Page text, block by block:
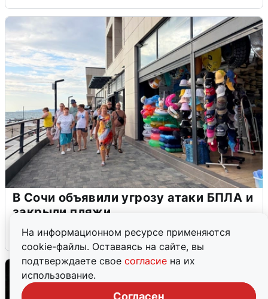
На информационном ресурсе применяются
cookie-файлы. Оставаясь на сайте, вы
подтверждаете свое согласие на их
использование.
Согласен
В Сочи объявили угрозу атаки БПЛА и
закрыли пляжи
6 августа 0